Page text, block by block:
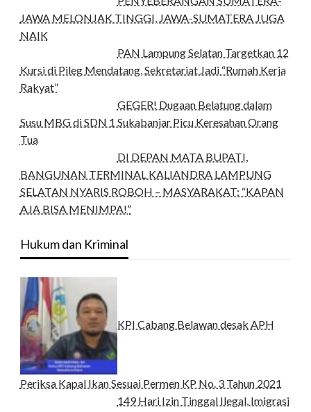
JAWA MELONJAK TINGGI, JAWA-SUMATERA JUGA
NAIK
PAN Lampung Selatan Targetkan 12
Kursi di Pileg Mendatang, Sekretariat Jadi “Rumah Kerja
Rakyat”
GEGER! Dugaan Belatung dalam
Susu MBG di SDN 1 Sukabanjar Picu Keresahan Orang
Tua
DI DEPAN MATA BUPATI,
BANGUNAN TERMINAL KALIANDRA LAMPUNG
SELATAN NYARIS ROBOH – MASYARAKAT: “KAPAN
AJA BISA MENIMPA!”
Hukum dan Kriminal
KPI Cabang Belawan desak APH
Periksa Kapal Ikan Sesuai Permen KP No. 3 Tahun 2021
149 Hari Izin Tinggal Ilegal, Imigrasi